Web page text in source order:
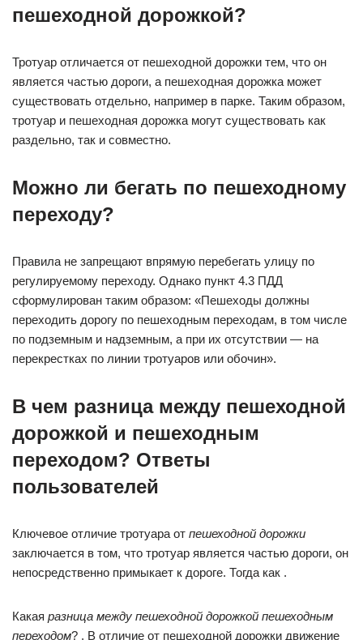
пешеходной дорожкой?
Тротуар отличается от пешеходной дорожки тем, что он
является частью дороги, а пешеходная дорожка может
существовать отдельно, например в парке. Таким образом,
тротуар и пешеходная дорожка могут существовать как
раздельно, так и совместно.
Можно ли бегать по пешеходному
переходу?
Правила не запрещают впрямую перебегать улицу по
регулируемому переходу. Однако пункт 4.3 ПДД
сформулирован таким образом: «Пешеходы должны
переходить дорогу по пешеходным переходам, в том числе
по подземным и надземным, а при их отсутствии — на
перекрестках по линии тротуаров или обочин».
В чем разница между пешеходной
дорожкой и пешеходным
переходом? Ответы
пользователей
Ключевое отличие тротуара от пешеходной дорожки
заключается в том, что тротуар является частью дороги, он
непосредственно примыкает к дороге. Тогда как .
Какая разница между пешеходной дорожкой пешеходным
переходом? . В отличие от пешеходной дорожки движение